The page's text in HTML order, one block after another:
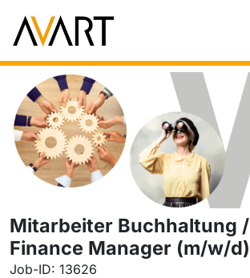
Mitarbeiter Buchhaltung /
Finance Manager (m/w/d)
Job-ID: 13626